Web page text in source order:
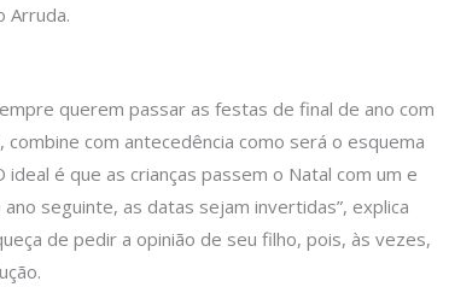
Arruda.
querem passar as festas de final de ano com
combine com antecedência como será o esquema
ideal é que as crianças passem o Natal com um e
seguinte, as datas sejam invertidas”, explica
de pedir a opinião de seu filho, pois, às vezes,